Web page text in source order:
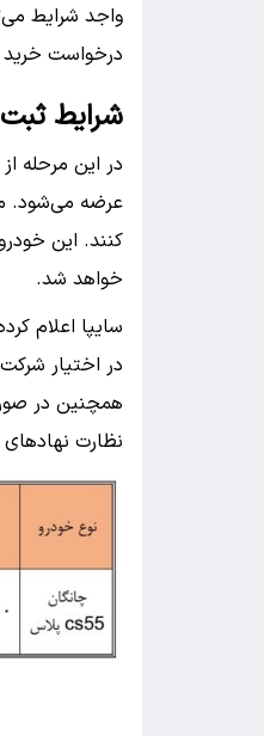
واجد شرایط
درخواست خرید
شرایط
کنند. این
خواهد شد.
سایپا اعلام
در اختیار
همچنین در
نظارت